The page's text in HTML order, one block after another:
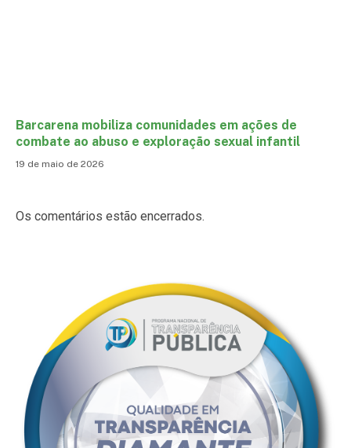
Barcarena mobiliza comunidades em ações de
combate ao abuso e exploração sexual infantil
19 de maio de 2026
Os comentários estão encerrados.